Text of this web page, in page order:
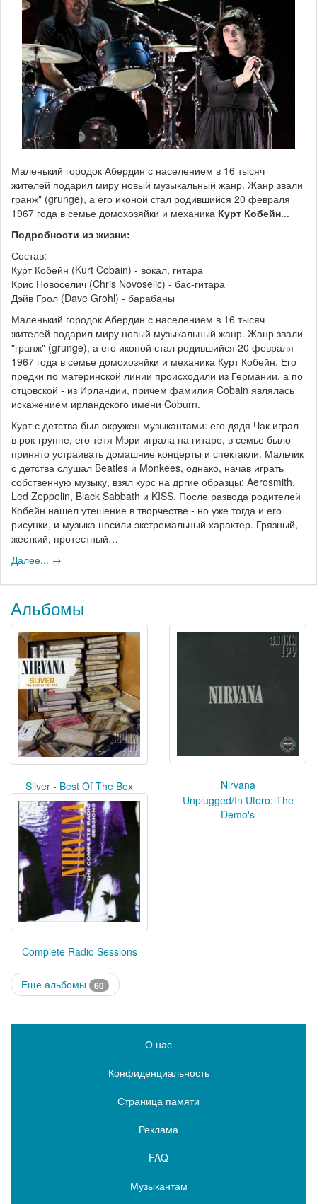
Маленький городок Абердин с населением в 16 тысяч
жителей подарил миру новый музыкальный жанр. Жанр звали
гранж" (grunge), а его иконой стал родившийся 20 февраля
1967 года в семье домохозяйки и механика Курт Кобейн...
Подробности из жизни:
Состав:
Курт Кобейн (Kurt Cobain) - вокал, гитара
Крис Новоселич (Chris Novoselic) - бас-гитара
Дэйв Грол (Dave Grohl) - барабаны
Маленький городок Абердин с населением в 16 тысяч
жителей подарил миру новый музыкальный жанр. Жанр звали
"гранж" (grunge), а его иконой стал родившийся 20 февраля
1967 года в семье домохозяйки и механика Курт Кобейн. Его
предки по материнской линии происходили из Германии, а по
отцовской - из Ирландии, причем фамилия Cobain являлась
искажением ирландского имени Coburn.
Курт с детства был окружен музыкантами: его дядя Чак играл
в рок-группе, его тетя Мэри играла на гитаре, в семье было
принято устраивать домашние концерты и спектакли. Мальчик
с детства слушал Beatles и Monkees, однако, начав играть
собственную музыку, взял курс на дргие образцы: Aerosmith,
Led Zeppelin, Black Sabbath и KISS. После развода родителей
Кобейн нашел утешение в творчестве - но уже тогда и его
рисунки, и музыка носили экстремальный характер. Грязный,
жесткий, протестный…
Далее... →
Альбомы
Sliver - Best Of The Box Nirvana
Complete Radio Sessions
Unplugged/In Utero: The
Demo's
Еще альбомы 60
О нас
Конфиденциальность
Страница памяти
Реклама
FAQ
Музыкантам